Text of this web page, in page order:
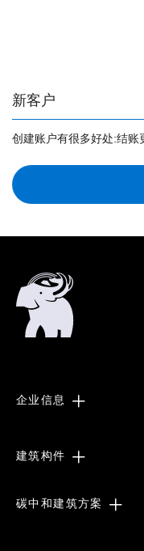
新客户
创建账户有很多好处:结账
企业信息
建筑构件
碳中和建筑方案